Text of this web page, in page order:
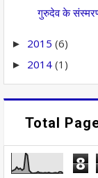
गुरुदेव के
► 2015 (6)
► 2014 (1)
Total
8